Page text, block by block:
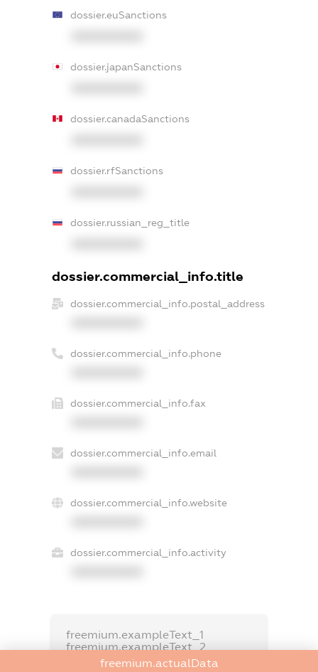
dossier.euSanctions
dossier.japanSanctions
dossier.canadaSanctions
dossier.rfSanctions
dossier.russian_reg_title
dossier.commercial_info.title
dossier.commercial_info.postal_address
dossier.commercial_info.phone
dossier.commercial_info.fax
dossier.commercial_info.email
dossier.commercial_info.website
dossier.commercial_info.activity
freemium.exampleText_1
freemium.exampleText_2
freemium.anonymousPerSearch2
freemium.actualData